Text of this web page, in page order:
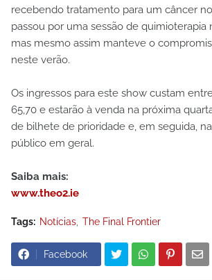
recebendo tratamento para um câncer
passou por uma sessão de quimioterapia
mas mesmo assim manteve o
neste verão.
Os ingressos para este show custam
65,70 e estarão à venda na próxima
de bilhete de prioridade e, em seguida,
público em geral.
Saiba mais:
www.theo2.ie
Tags: Notícias The Final Frontier
Facebook